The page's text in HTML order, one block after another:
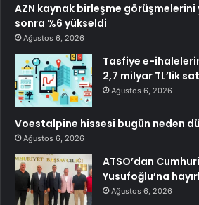
AZN kaynak birleşme
sonra %6 yükseldi
Ağustos 6, 2026
Tasfiye e-
2,7 milyar TL’lik
Ağustos 6, 2026
Voestalpine hissesi bugün neden
Ağustos 6, 2026
ATSO’dan
Yusufoğlu’na
Ağustos 6, 2026